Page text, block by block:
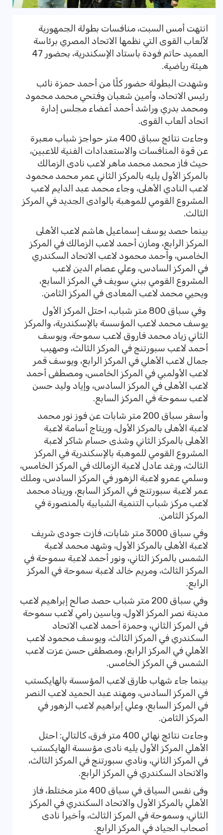
انتهت أمس السبت، منافسات بطولة الجمهورية
لألعاب القوى التي نظمها الاتحاد المصري برئاسة
العميد حاتم فودة باستاد الإسكندرية، بحضور 47
هيئة رياضية.
وشهدت البطولة حضور كلًا من أحمد حمزة نائب
رئيس الاتحاد، وأمين شعبان وفتحي محمد محمود
ومحمد بدري وراشد أحمد أعضاء مجلس إدارة
اتحاد ألعاب القوى.
وجاءت نتائج سباق 400 متر حواجز شباب معبرة
عن قوة المنافسات والاستعدادات الفنية للاعبين،
حيث فاز محمد محمد ماهر لاعب نادى الزمالك
بالمركز الأول يليه بالمركز الثاني عمر محمد محمود
لاعب النادي الأهلى، وجاء محمد عبد الدايم لاعب
المشروع القومي للموهبة بالوادى الجديد في المركز
الثالث.
بينما حصد يوسف إسماعيل هاشم لاعب الأهلى
المركز الرابع، ومازن أحمد لاعب الزمالك في المركز
الخامس، وأحمد محمود لاعب الاتحاد السكندري
في المركز السادس، وعلي عصام الدين لاعب
المشروع القومي ببني سويف في المركز السابع،
ويحيي محمد لاعب المعادى في المركز الثامن.
وفي سباق 800 متر شباب، احتل المركز الأول
يوسف محمد لاعب المؤسسة بالإسكندرية، والمركز
الثاني زياد محمد فاروق لاعب سموحة، ويوسف
أحمد لاعب سبورتنج في المركز الثالث، وصهيب
جمال لاعب الأهلي في المركز الرابع، ويوسف قمر
لاعب الأولمبي في المركز الخامس، ومصطفى أحمد
لاعب الأهلى في المركز السادس، وإياد وليد حسن
لاعب سموحة في المركز السابع.
وأسفر سباق 200 متر شابات عن فوز نور محمد
لاعبة الأهلى بالمركز الأول، وريتاج أسامة لاعبة
الأهلى بالمركز الثاني وشذى حسام شاكر لاعبة
المشروع القومي للموهبة بالإسكندرية في المركز
الثالث، ورغد عادل لاعبة الزمالك في المركز الخامس،
وسلمي عمرو لاعبة الزهور في المركز السادس، وملك
عمر لاعبة سبورتنج في المركز السابع، وريناد محمد
لاعب مركز شباب التنمية الشبابية بالمنصورة في
المركز الثامن.
وفي سباق 3000 متر شابات، فازت جودى شريف
لاعبة الأهلى بالمركز الأول، وشهد محمد لاعبة
الشمس بالمركز الثاني، ونور أحمد لاعبة سموحة في
المركز الثالث، ومريم خالد لاعبة سموحة في المركز
الرابع.
وفي سباق 200 متر شباب حصد صالح إبراهيم لاعب
مدينة نصر المركز الاول، وياسين رامي لاعب سموحة
في المركز الثاني، وحمزة أحمد لاعب الاتحاد
السكندري في المركز الثالث، ويوسف محمود لاعب
الأهلي في المركز الرابع، ومصطفى حسن عزت لاعب
الشمس في المركز الخامس.
بينما جاء شهاب طارق لاعب المؤسسة بالهايكستب
في المركز السادس، ومهند عبد الحميد لاعب النصر
في المركز السابع، وعلي إبراهيم لاعب الزهور في
المركز الثامن.
وجاءت نتائج نهائي 400 متر فرق، كالتالي: احتل
الأهلي المركز الأول يليه نادى مؤسسة الهايكستب
في المركز الثاني، ونادي سبورتنج في المركز الثالث،
والاتحاد السكندري في المركز الرابع.
وفى نفس السياق في سباق 400 متر مختلط، فاز
الأهلي بالمركز الأول والاتحاد السكندري في المركز
الثاني، وسموحة في المركز الثالث، وأخيرا نادى
أصحاب الجياد في المركز الرابع.